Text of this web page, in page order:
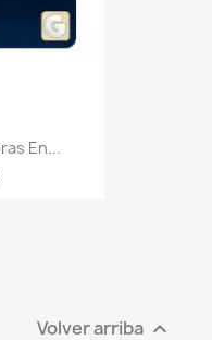
En...
Volver arriba 